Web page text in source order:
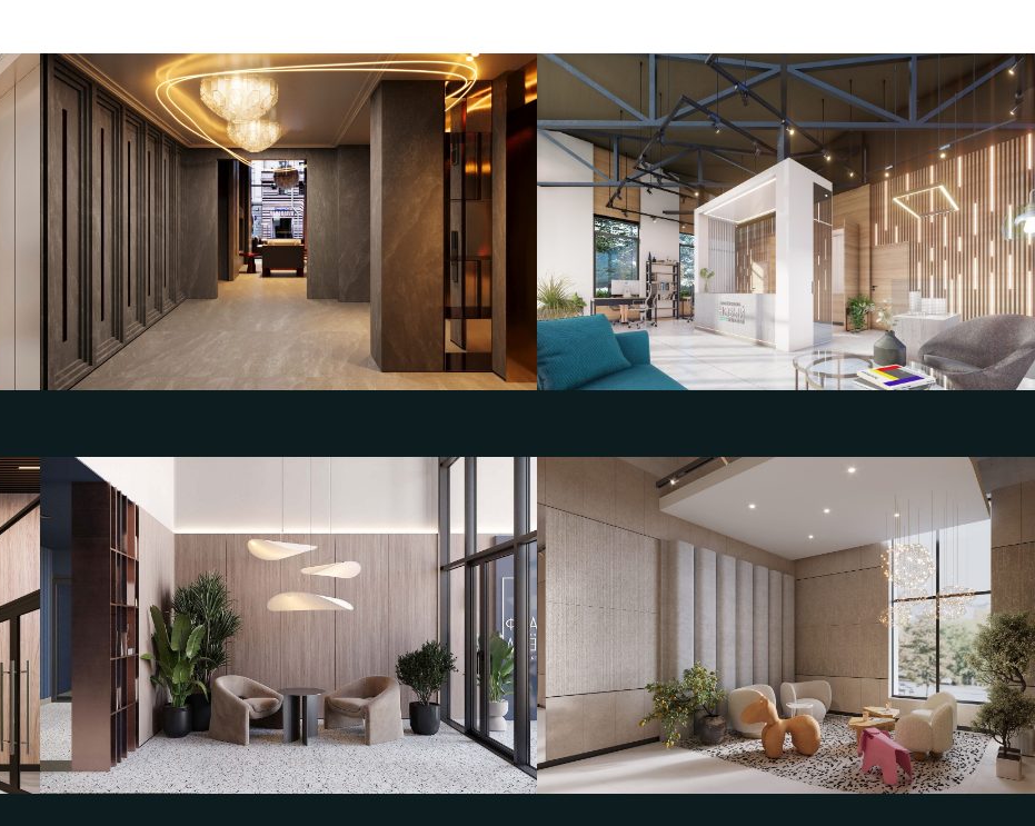
Разработка эскизного дизайн-проекта и
визуализаций интерьера парадных МОП
для Жилого квартала «Тверской»
АО «Параллели»
Смотреть кейс
Концепция экстерьера и интерьера отдела
продаж
Компания АСЗ, г. Волгоград
Смотреть кейс проект дизайн интерьера
Разработка эскизного дизайн-проекта и
визуализаций интерьера парадных МОП
для Жилого квартала «Лайф»
OOO СТАТУС
Смотреть кейс
Разработка эскизного дизайн-проекта и
визуализаций интерьера парадных МОП
для Жилого квартала «Чижов Яр»
OOO СТАТУС
Смотреть кейс